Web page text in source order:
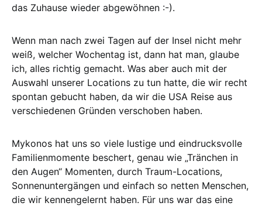
das Zuhause wieder abgewöhnen :-).
Wenn man nach zwei Tagen auf der Insel nicht mehr
weiß, welcher Wochentag ist, dann hat man, glaube
ich, alles richtig gemacht. Was aber auch mit der
Auswahl unserer Locations zu tun hatte, die wir recht
spontan gebucht haben, da wir die USA Reise aus
verschiedenen Gründen verschoben haben.
Mykonos hat uns so viele lustige und eindrucksvolle
Familienmomente beschert, genau wie „Tränchen in
den Augen“ Momenten, durch Traum-Locations,
Sonnenuntergängen und einfach so netten Menschen,
die wir kennengelernt haben. Für uns war das eine